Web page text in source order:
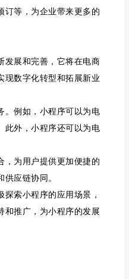
订等，为企业带来更多的
发展和完善，它将在电商
现数字化转型和拓展新业
。例如，小程序可以为电
此外，小程序还可以为电
，为用户提供更加便捷的
应链协同。
索小程序的应用场景，
和推广，为小程序的发展